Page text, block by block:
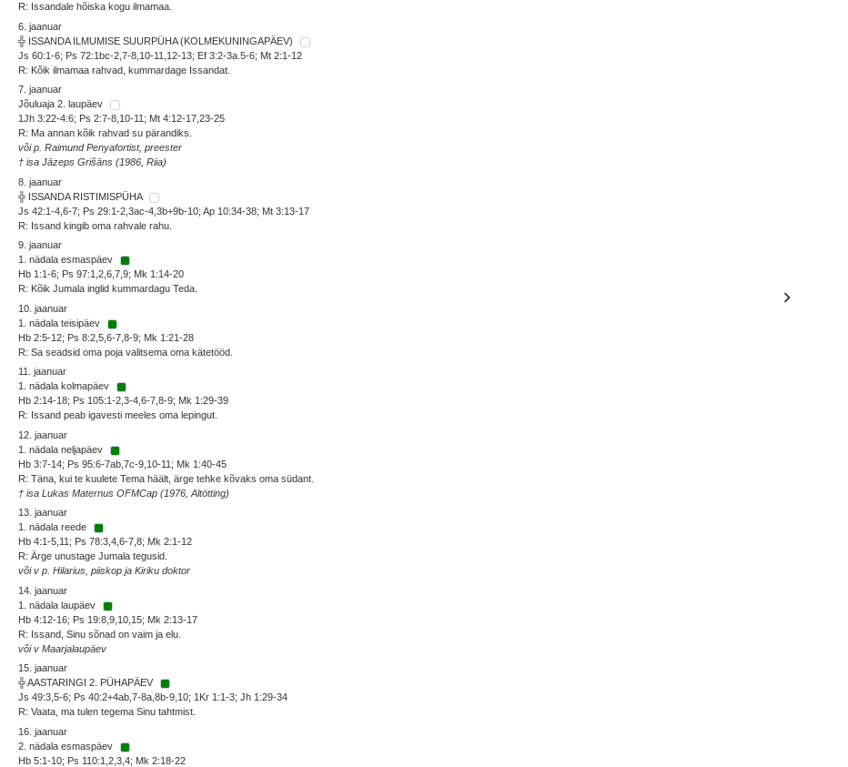
R: Issandale hõiska kogu ilmamaa.
6. jaanuar
╬ ISSANDA ILMUMISE SUURPÜHA (KOLMEKUNINGAPÄEV)
Js 60:1-6; Ps 72:1bc-2,7-8,10-11,12-13; Ef 3:2-3a.5-6; Mt 2:1-12
R: Kõik ilmamaa rahvad, kummardage Issandat.
7. jaanuar
Jõuluaja 2. laupäev
1Jh 3:22-4:6; Ps 2:7-8,10-11; Mt 4:12-17,23-25
R: Ma annan kõik rahvad su pärandiks.
või p. Raimund Penyafortist, preester
† isa Jāzeps Grišāns (1986, Riia)
8. jaanuar
╬ ISSANDA RISTIMISPÜHA
Js 42:1-4,6-7; Ps 29:1-2,3ac-4,3b+9b-10; Ap 10:34-38; Mt 3:13-17
R: Issand kingib oma rahvale rahu.
9. jaanuar
1. nädala esmaspäev
Hb 1:1-6; Ps 97:1,2,6,7,9; Mk 1:14-20
R: Kõik Jumala inglid kummardagu Teda.
10. jaanuar
1. nädala teisipäev
Hb 2:5-12; Ps 8:2,5,6-7,8-9; Mk 1:21-28
R: Sa seadsid oma poja valitsema oma kätetööd.
11. jaanuar
1. nädala kolmapäev
Hb 2:14-18; Ps 105:1-2,3-4,6-7,8-9; Mk 1:29-39
R: Issand peab igavesti meeles oma lepingut.
12. jaanuar
1. nädala neljapäev
Hb 3:7-14; Ps 95:6-7ab,7c-9,10-11; Mk 1:40-45
R: Täna, kui te kuulete Tema häält, ärge tehke kõvaks oma südant.
† isa Lukas Maternus OFMCap (1976, Altötting)
13. jaanuar
1. nädala reede
Hb 4:1-5,11; Ps 78:3,4,6-7,8; Mk 2:1-12
R: Ärge unustage Jumala tegusid.
või v p. Hilarius, piiskop ja Kiriku doktor
14. jaanuar
1. nädala laupäev
Hb 4:12-16; Ps 19:8,9,10,15; Mk 2:13-17
R: Issand, Sinu sõnad on vaim ja elu.
või v Maarjalaupäev
15. jaanuar
╬ AASTARINGI 2. PÜHAPÄEV
Js 49:3,5-6; Ps 40:2+4ab,7-8a,8b-9,10; 1Kr 1:1-3; Jh 1:29-34
R: Vaata, ma tulen tegema Sinu tahtmist.
16. jaanuar
2. nädala esmaspäev
Hb 5:1-10; Ps 110:1,2,3,4; Mk 2:18-22